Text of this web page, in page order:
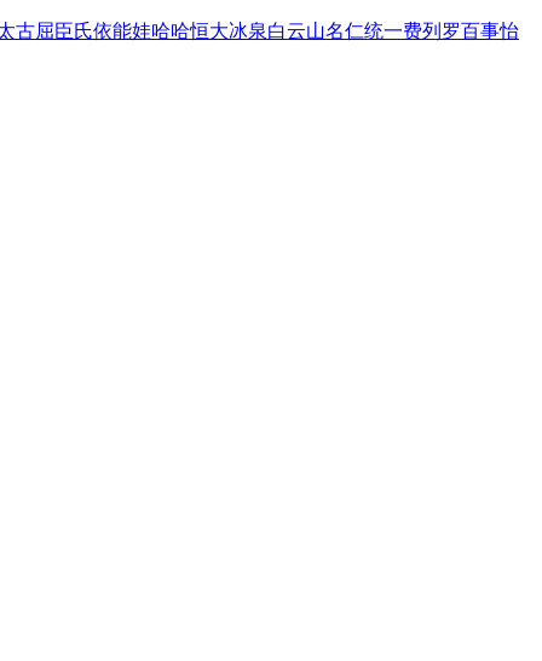
古屈臣氏依能娃哈哈恒大冰泉白云山名仁统一费列罗百事怡